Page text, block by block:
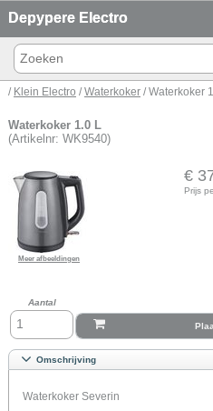
Depypere Electro
/ Klein Electro /Waterkoker / Waterkoker
Waterkoker 1.0 L
(Artikelnr: WK9540)
Meer afbeeldingen
€
Prijs
Aantal
Omschrijving
Waterkoker Severin